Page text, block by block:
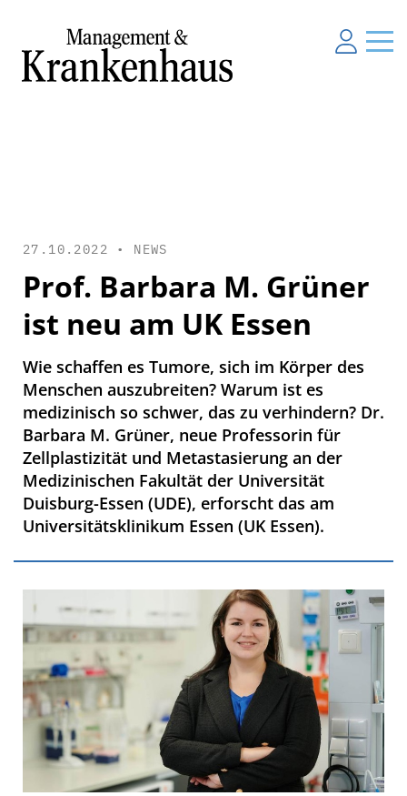
27.10.2022 • NEWS
Prof. Barbara M. Grüner
ist neu am UK Essen
Wie schaffen es Tumore, sich im Körper des
Menschen auszubreiten? Warum ist es
medizinisch so schwer, das zu verhindern? Dr.
Barbara M. Grüner, neue Professorin für
Zellplastizität und Metastasierung an der
Medizinischen Fakultät der Universität
Duisburg-Essen (UDE), erforscht das am
Universitätsklinikum Essen (UK Essen).